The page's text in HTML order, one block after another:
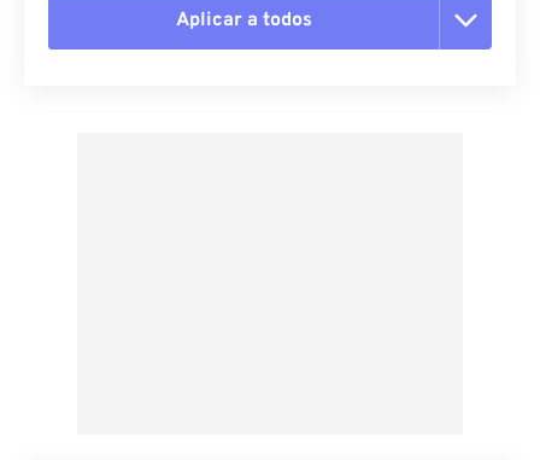
Aplicar a todos